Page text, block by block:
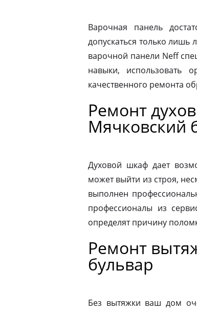
Варочная панель
допускаться только
варочной панели Neff
навыки, использовать
качественного ремонта
Ремонт
Мячковский
Духовой шкаф дает
может выйти из строя,
выполнен
профессионалы из
определят причину
Ремонт
бульвар
Без вытяжки ваш дом